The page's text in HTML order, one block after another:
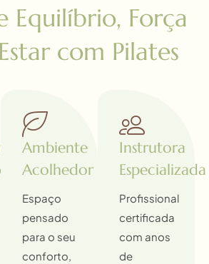
Equilíbrio, Força
com Pilates
Ambiente
Acolhedor
Espaço
pensado
para o seu
conforto,
Instrutora
Especializada
Profissional
certificada
com anos
de